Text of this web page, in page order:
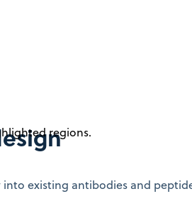
existing antibodies and